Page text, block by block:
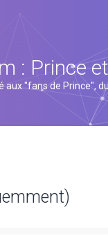
: Prince
aux "fans de Prince",